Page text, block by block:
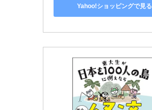
Yahoo!ショッピングで見る